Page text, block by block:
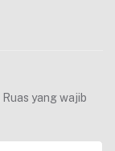
Ruas yang wajib